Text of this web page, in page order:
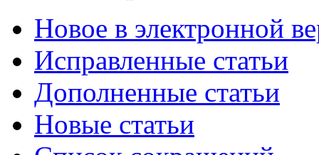
Новое в электронной
Исправленные статьи
Дополненные статьи
Новые статьи